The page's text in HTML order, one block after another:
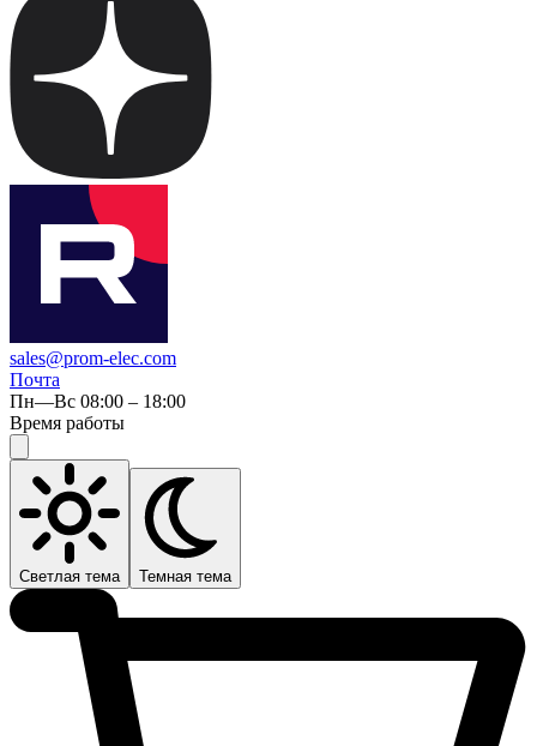
sales@prom-elec.com
Почта
Пн—Вс 08:00 – 18:00
Время работы
Светлая тема Темная тема